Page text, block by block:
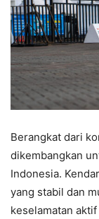
Berangkat dari
dikembangkan
Indonesia.
yang stabil dan
keselamatan